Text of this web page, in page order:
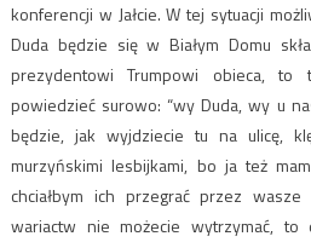
konferencji w Jałcie. W tej sytuacji
Duda będzie się w Białym Domu
prezydentowi Trumpowi obieca,
powiedzieć surowo: “wy Duda, wy u
będzie, jak wyjdziecie tu na ulicę,
murzyńskimi lesbijkami, bo ja też
chciałbym ich przegrać przez
wariactw nie możecie wytrzymać,